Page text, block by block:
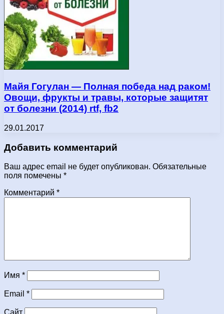
Майя Гогулан — Полная победа над раком!
Овощи, фрукты и травы, которые защитят
от болезни (2014) rtf, fb2
29.01.2017
Добавить комментарий
Ваш адрес email не будет опубликован. Обязательные
поля помечены *
Комментарий *
Имя *
Email *